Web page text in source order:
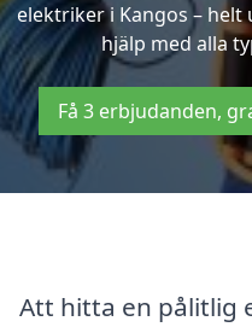
elektriker i Kangos – helt
hjälp med alla
Få 3 erbjudanden,
Att hitta en pålitlig